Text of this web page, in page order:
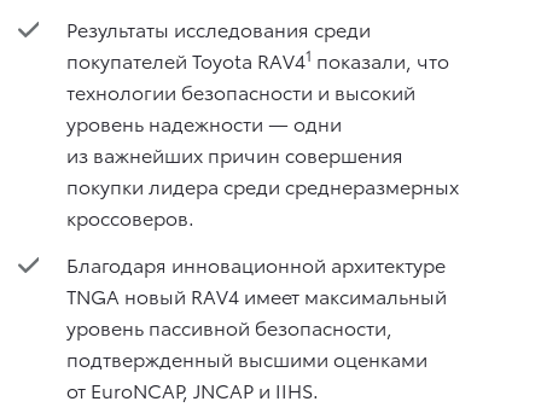
Результаты исследования среди
покупателей Toyota RAV41 показали, что
технологии безопасности и высокий
уровень надежности — одни
из важнейших причин совершения
покупки лидера среди среднеразмерных
кроссоверов.
Благодаря инновационной архитектуре
TNGA новый RAV4 имеет максимальный
уровень пассивной безопасности,
подтвержденный высшими оценками
от EuroNCAP, JNCAP и IIHS.